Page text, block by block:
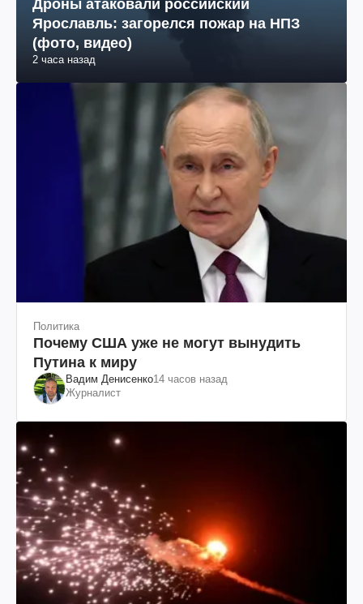
Дроны атаковали российский
Ярославль: загорелся пожар на НПЗ
(фото, видео)
2 часа назад
Политика
Почему США уже не могут вынудить
Путина к миру
Вадим Денисенко14 часов назад
Журналист